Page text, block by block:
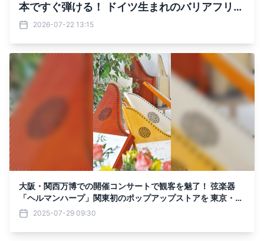
本ですぐ弾ける！ ドイツ生まれのバリアフリー
楽器「ヘルマンハープ」 体験ポップアップを仙
2026-07-22 13:15
大阪・関西万博での開催コンサートで観客を魅了！ 弦楽器
「ヘルマンハープ」関東初のポップアップストアを 東京・日
本橋で8月23日(土)・24日(日)開催
2025-07-29 09:30